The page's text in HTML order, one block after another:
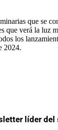
que se
que verá la luz
los
2024.
líder del